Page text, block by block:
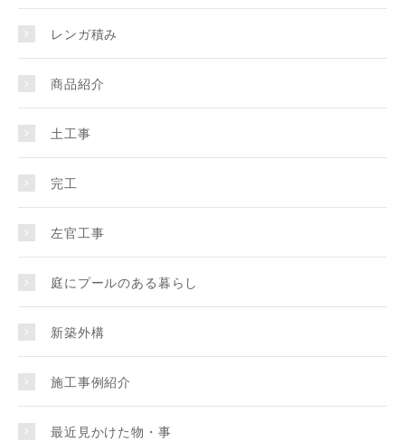
レンガ積み
商品紹介
土工事
完工
左官工事
庭にプールのある暮らし
新築外構
施工事例紹介
最近見かけた物・事